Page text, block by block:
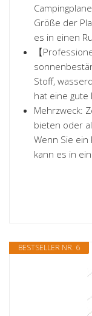
Größe der
es in einen
【
Stoff,
hat eine gute
Mehrzweck:
bieten oder
Wenn Sie ein
kann es in
BESTSELLER NR. 6